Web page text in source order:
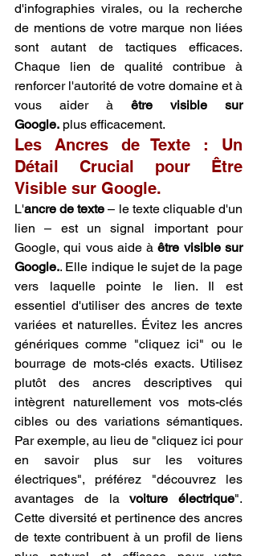
d'infographies virales, ou la recherche
de mentions de votre marque non liées
sont autant de tactiques efficaces.
Chaque lien de qualité contribue à
renforcer l'autorité de votre domaine et à
vous aider à être visible sur
Google. plus efficacement.
Les Ancres de Texte : Un
Détail Crucial pour Être
Visible sur Google.
L'ancre de texte – le texte cliquable d'un
lien – est un signal important pour
Google, qui vous aide à être visible sur
Google.. Elle indique le sujet de la page
vers laquelle pointe le lien. Il est
essentiel d'utiliser des ancres de texte
variées et naturelles. Évitez les ancres
génériques comme "cliquez ici" ou le
bourrage de mots-clés exacts. Utilisez
plutôt des ancres descriptives qui
intègrent naturellement vos mots-clés
cibles ou des variations sémantiques.
Par exemple, au lieu de "cliquez ici pour
en savoir plus sur les voitures
électriques", préférez "découvrez les
avantages de la voiture électrique".
Cette diversité et pertinence des ancres
de texte contribuent à un profil de liens